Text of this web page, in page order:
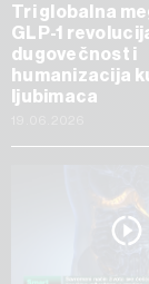
Tri globalna
GLP-1
dugovečnost i
humanizacija
ljubimaca